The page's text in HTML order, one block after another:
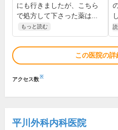
にも行きましたが、こちら
で処方して下さった薬は...
もっと読む
この医院の詳
アクセス数※
平川外科内科医院